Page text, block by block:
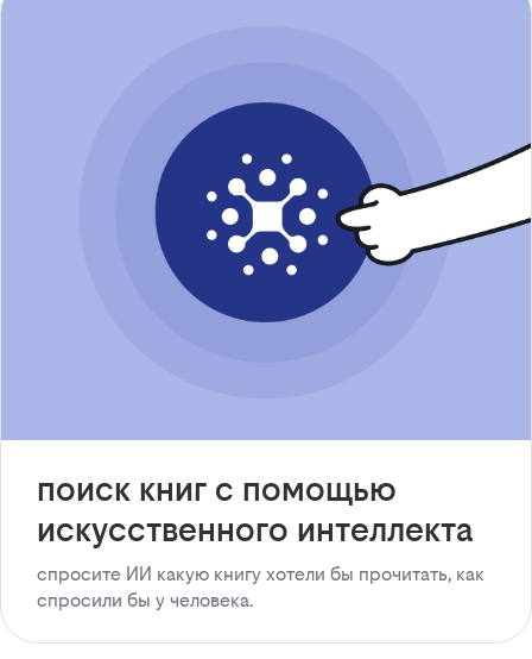
поиск книг с помощью
искусственного интеллекта
спросите ИИ какую книгу хотели бы прочитать, как
спросили бы у человека.